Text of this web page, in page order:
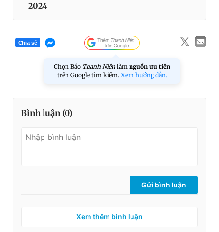
2024
Chia sẻ
Chọn Báo Thanh Niên làm nguồn ưu tiên
trên Google tìm kiếm. Xem hướng dẫn.
Bình luận (0)
Gửi bình luận
Xem thêm bình luận